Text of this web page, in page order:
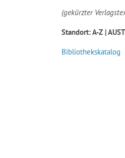
(gekürzter
Standort: A-Z |
Bibliothekskatalog